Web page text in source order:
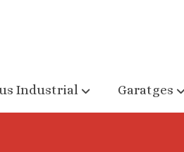
Industrial Garatges